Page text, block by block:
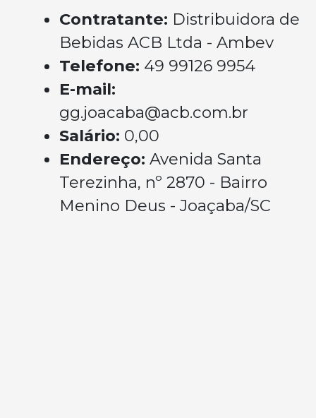
Contratante: Distribuidora de
Bebidas ACB Ltda - Ambev
Telefone: 49 99126 9954
E-mail:
gg.joacaba@acb.com.br
Salário: 0,00
Endereço: Avenida Santa
Terezinha, nº 2870 - Bairro
Menino Deus - Joaçaba/SC